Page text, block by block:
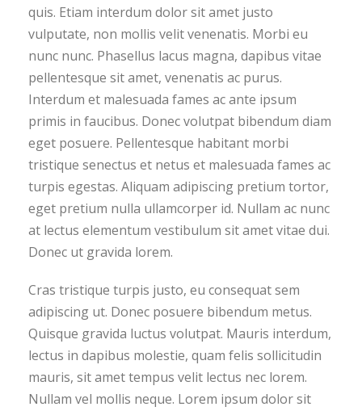
quis. Etiam interdum dolor sit amet justo
vulputate, non mollis velit venenatis. Morbi eu
nunc nunc. Phasellus lacus magna, dapibus vitae
pellentesque sit amet, venenatis ac purus.
Interdum et malesuada fames ac ante ipsum
primis in faucibus. Donec volutpat bibendum diam
eget posuere. Pellentesque habitant morbi
tristique senectus et netus et malesuada fames ac
turpis egestas. Aliquam adipiscing pretium tortor,
eget pretium nulla ullamcorper id. Nullam ac nunc
at lectus elementum vestibulum sit amet vitae dui.
Donec ut gravida lorem.
Cras tristique turpis justo, eu consequat sem
adipiscing ut. Donec posuere bibendum metus.
Quisque gravida luctus volutpat. Mauris interdum,
lectus in dapibus molestie, quam felis sollicitudin
mauris, sit amet tempus velit lectus nec lorem.
Nullam vel mollis neque. Lorem ipsum dolor sit